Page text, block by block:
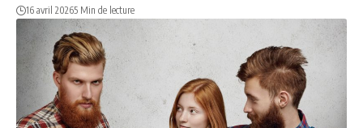
16 avril 20265 Min de lecture